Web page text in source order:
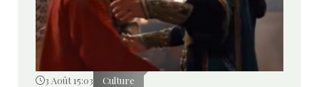
3 Août 15:03 Culture